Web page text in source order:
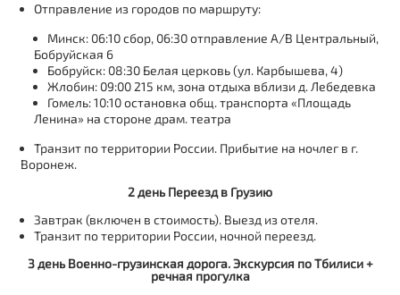
Отправление из городов по маршруту:
Минск: 06:10 сбор, 06:30 отправление А/В Центральный,
Бобруйская 6
Бобруйск: 08:30 Белая церковь (ул. Карбышева, 4)
Жлобин: 09:00 215 км, зона отдыха вблизи д. Лебедевка
Гомель: 10:10 остановка общ. транспорта «Площадь
Ленина» на стороне драм. театра
Транзит по территории России. Прибытие на ночлег в г.
Воронеж.
2 день Переезд в Грузию
Завтрак (включен в стоимость). Выезд из отеля.
Транзит по территории России, ночной переезд.
3 день Военно-грузинская дорога. Экскурсия по Тбилиси +
речная прогулка